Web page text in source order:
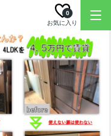
お気に入り
0